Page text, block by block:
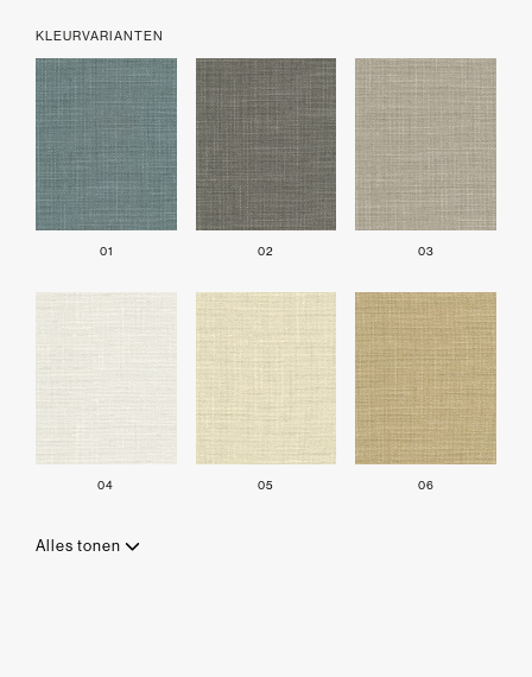
KLEURVARIANTEN
01 02 03
04 05 06
Alles tonen